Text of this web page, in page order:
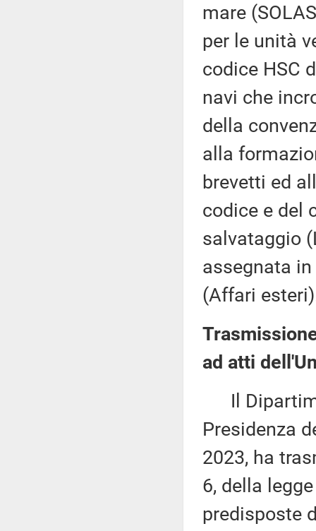
mare
per le unità
codice HSC
navi che
della
alla
brevetti ed
codice e del
salvataggio
assegnata
(Affari
ad atti
Il
Presidenza
2023, ha
6, della
predisposte